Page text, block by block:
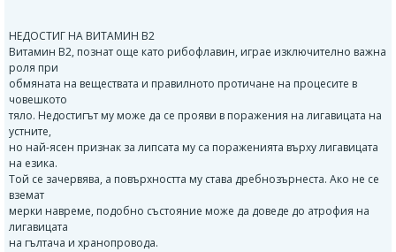
НЕДОСТИГ НА ВИТАМИН B2
Витамин B2, познат още като рибофлавин, играе изключително важна
роля при
обмяната на веществата и правилното протичане на процесите в
човешкото
тяло. Недостигът му може да се прояви в поражения на лигавицата на
устните,
но най-ясен признак за липсата му са пораженията върху лигавицата
на езика.
Той се зачервява, а повърхността му става дребнозърнеста. Ако не се
вземат
мерки навреме, подобно състояние може да доведе до атрофия на
лигавицата
на гълтача и хранопровода.